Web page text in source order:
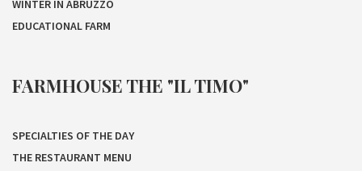
WINTER IN ABRUZZO
EDUCATIONAL FARM
FARMHOUSE THE "IL TIMO"
SPECIALTIES OF THE DAY
THE RESTAURANT MENU